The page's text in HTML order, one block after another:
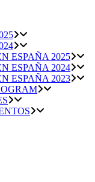
ESPAÑA 2025
ESPAÑA 2024
ESPAÑA 2023